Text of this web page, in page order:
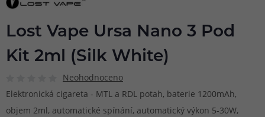
Lost Vape Ursa Nano 3 Pod
Kit 2ml (Silk White)
Neohodnoceno
Elektronická cigareta - MTL a RDL potah, baterie 1200mAh,
objem 2ml, automatické spínání, automatický výkon 5-30W,